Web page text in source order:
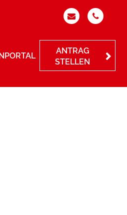
ANTRAG
STELLEN